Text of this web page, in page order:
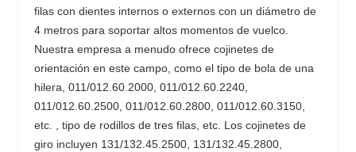
filas con dientes internos o externos con un diámetro de
4 metros para soportar altos momentos de vuelco.
Nuestra empresa a menudo ofrece cojinetes de
orientación en este campo, como el tipo de bola de una
hilera, 011/012.60.2000, 011/012.60.2240,
011/012.60.2500, 011/012.60.2800, 011/012.60.3150,
etc. , tipo de rodillos de tres filas, etc. Los cojinetes de
giro incluyen 131/132.45.2500, 131/132.45.2800,